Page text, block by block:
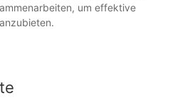
um effektive